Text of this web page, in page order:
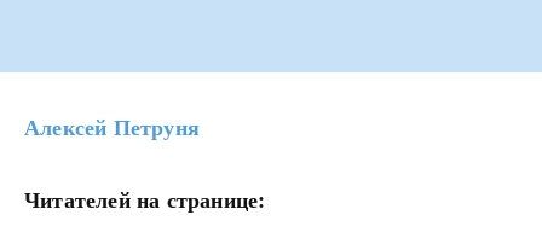
Алексей Петруня
Читателей на странице: